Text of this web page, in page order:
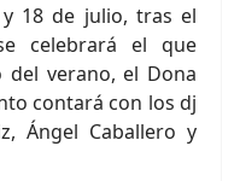
18 de julio, tras el
celebrará el que
del verano, el Dona
contará con los dj
Ángel Caballero y